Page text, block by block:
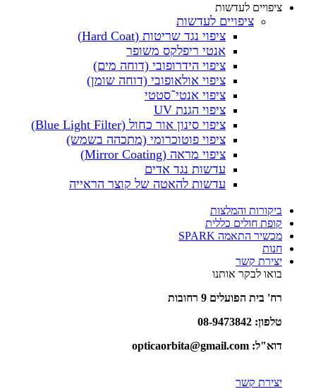
ציפויים לעדשות
ציפויים לעדשות
ציפוי נגד שריטות (Hard Coat)
אנטי ריפלקס משופר
ציפוי הידרופובי (דוחה מים)
ציפוי אולאופובי (דוחה שומן)
ציפוי אנטי־סטטי
ציפוי הגנת UV
ציפוי סינון אור כחול (Blue Light Filter)
ציפוי פוטוכרומי (מתכהה בשמש)
ציפוי מראה (Mirror Coating)
עדשות נגד אדים
עדשות להאטה של קוצר הראייה
ביקורות והמלצות
קופת חולים כללית
מכשיר התאמה SPARK
חנות
יצירת קשר
בואו לבקר אותנו
רח' בית הפועלים 9 רחובות
טלפון: 08-9473842
דוא"ל: opticaorbita@gmail.com
יצירת קשר